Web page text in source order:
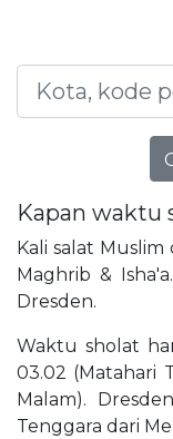
Kapan waktu
Kali salat Muslim
Maghrib &
Dresden.
Waktu sholat
03.02 (Matahari
Malam).
Tenggara dari